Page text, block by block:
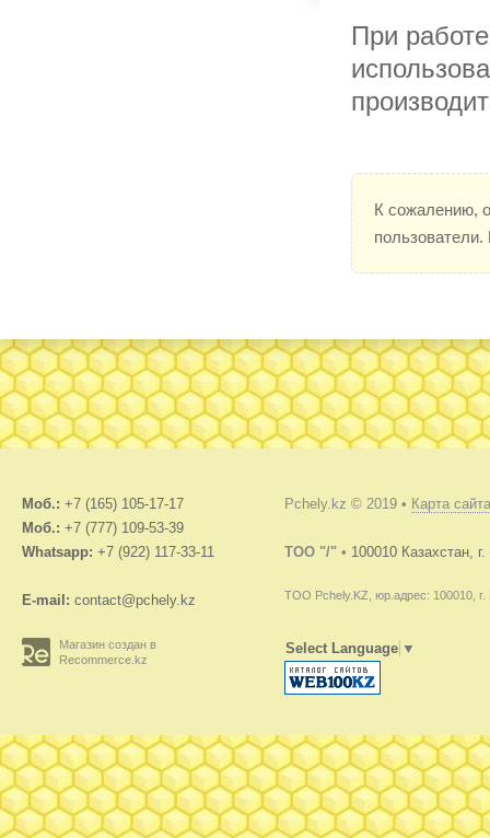
При
К сожалению,
Моб.: +7 (165) 105-17-17
Моб.: +7 (777) 109-53-39
Whatsapp: +7 (922) 117-33-11
E-mail: contact@pchely.kz
Магазин создан в
Recommerce.kz
Pchely.kz © 2019 • Карта сайта
TOO "/" • 100010 Казахстан,
ТОО Pchely.KZ, юр.адрес: 100010, г.
Select Language ▼